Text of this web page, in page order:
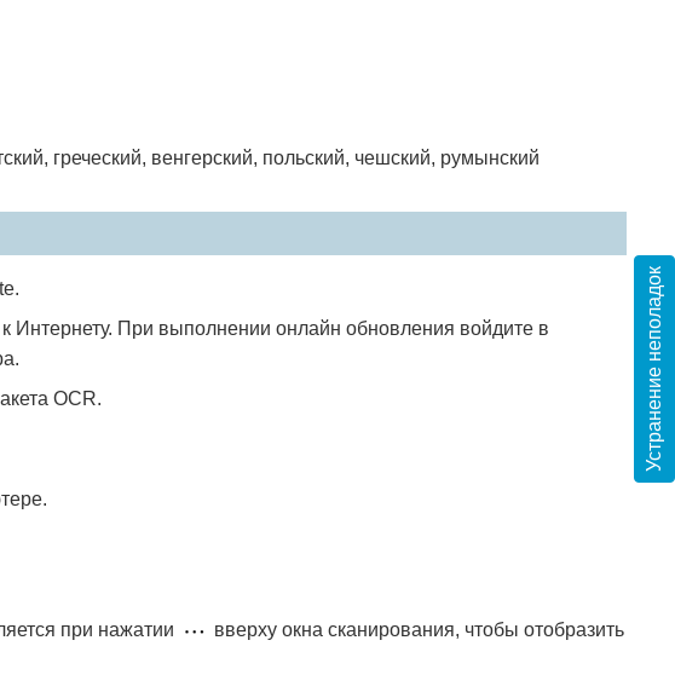
греческий, венгерский, польский, чешский, румынский
Интернету. При выполнении онлайн обновления войдите в
OCR.
при нажатии
вверху окна сканирования, чтобы отобразить
Устранение неполадок